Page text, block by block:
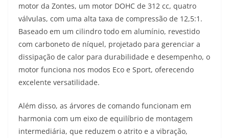
motor da Zontes, um motor DOHC de 312 cc, quatro
válvulas, com uma alta taxa de compressão de 12,5:1.
Baseado em um cilindro todo em alumínio, revestido
com carboneto de níquel, projetado para gerenciar a
dissipação de calor para durabilidade e desempenho, o
motor funciona nos modos Eco e Sport, oferecendo
excelente versatilidade.
Além disso, as árvores de comando funcionam em
harmonia com um eixo de equilíbrio de montagem
intermediária, que reduzem o atrito e a vibração,